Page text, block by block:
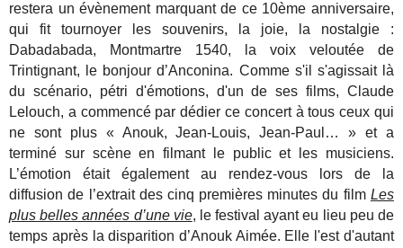
restera un évènement marquant de ce 10ème anniversaire,
qui fit tournoyer les souvenirs, la joie, la nostalgie :
Dabadabada, Montmartre 1540, la voix veloutée de
Trintignant, le bonjour d’Anconina. Comme s'il s'agissait là
du scénario, pétri d'émotions, d'un de ses films, Claude
Lelouch, a commencé par dédier ce concert à tous ceux qui
ne sont plus « Anouk, Jean-Louis, Jean-Paul… » et a
terminé sur scène en filmant le public et les musiciens.
L’émotion était également au rendez-vous lors de la
diffusion de l’extrait des cinq premières minutes du film Les
plus belles années d’une vie, le festival ayant eu lieu peu de
temps après la disparition d’Anouk Aimée. Elle l'est d'autant